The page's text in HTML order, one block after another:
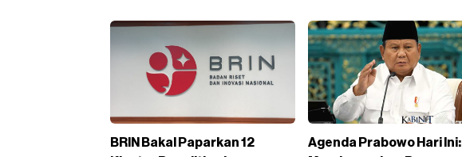
BRIN Bakal Paparkan 12
Agenda Prabowo Hari Ini: